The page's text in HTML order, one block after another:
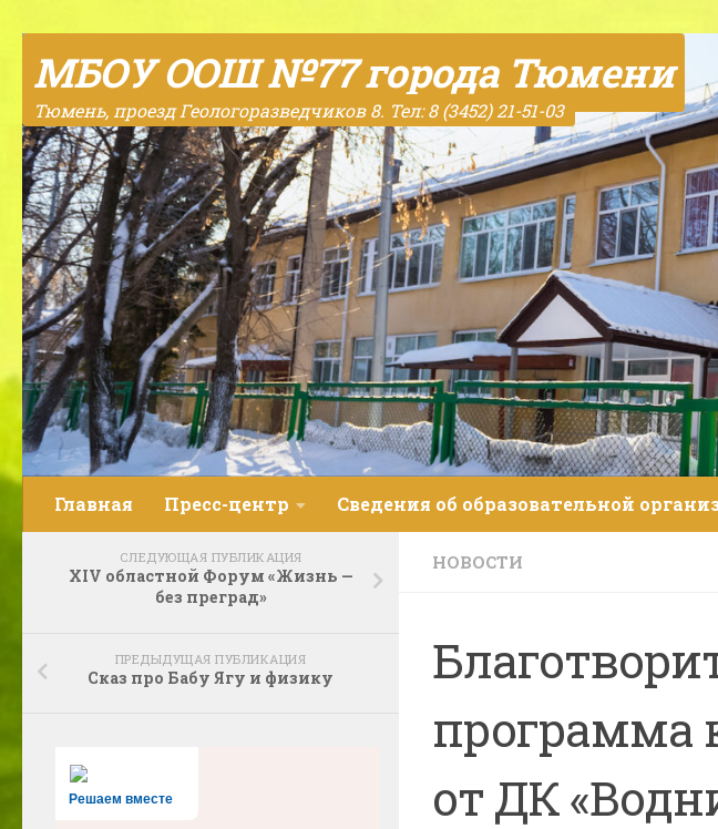
Skip to content
МБОУ ООШ №77 города Тюмени
Тюмень, проезд Геологоразведчиков 8. Тел: 8 (3452) 21-51-03
Главная Пресс-центр Сведения об образовательной
НОВОСТИ
программа
от ДК
СЛЕДУЮЩАЯ ПУБЛИКАЦИЯ
XIV областной Форум «Жизнь —
без преград»
ПРЕДЫДУЩАЯ ПУБЛИКАЦИЯ
Сказ про Бабу Ягу и физику
Решаем вместе